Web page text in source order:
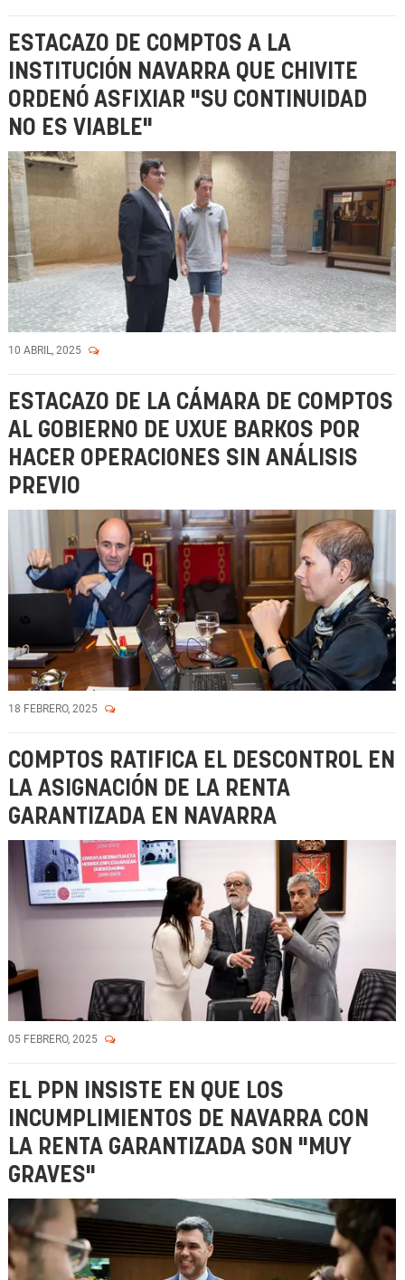
ESTACAZO DE COMPTOS A LA
INSTITUCIÓN NAVARRA QUE CHIVITE
ORDENÓ ASFIXIAR "SU CONTINUIDAD
NO ES VIABLE"
10 ABRIL, 2025
ESTACAZO DE LA CÁMARA DE COMPTOS
AL GOBIERNO DE UXUE BARKOS POR
HACER OPERACIONES SIN ANÁLISIS
PREVIO
18 FEBRERO, 2025
COMPTOS RATIFICA EL DESCONTROL EN
LA ASIGNACIÓN DE LA RENTA
GARANTIZADA EN NAVARRA
05 FEBRERO, 2025
EL PPN INSISTE EN QUE LOS
INCUMPLIMIENTOS DE NAVARRA CON
LA RENTA GARANTIZADA SON "MUY
GRAVES"